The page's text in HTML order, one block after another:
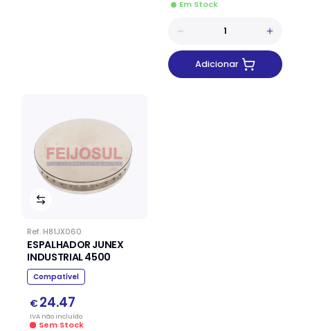
Em Stock
Adicionar
Ref. H81JX060
ESPALHADOR JUNEX
INDUSTRIAL 4500
Compatível
€ 24.47
IVA nãoincluído
Sem Stock